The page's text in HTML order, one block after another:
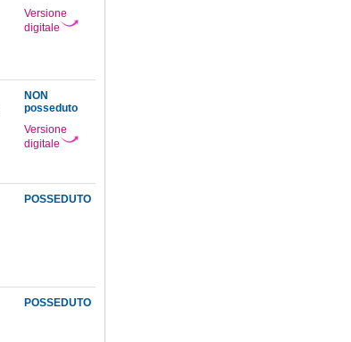
Versione
digitale
NON
posseduto
Versione
digitale
POSSEDUTO
POSSEDUTO